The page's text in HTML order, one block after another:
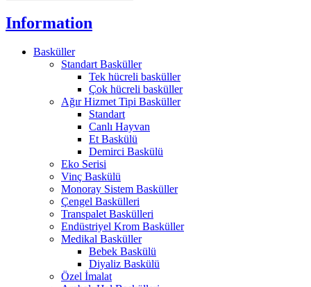
Information
Basküller
Standart Basküller
Tek hücreli basküller
Çok hücreli basküller
Ağır Hizmet Tipi Basküller
Standart
Canlı Hayvan
Et Baskülü
Demirci Baskülü
Eko Serisi
Vinç Baskülü
Monoray Sistem Basküller
Çengel Baskülleri
Transpalet Baskülleri
Endüstriyel Krom Basküller
Medikal Basküller
Bebek Baskülü
Diyaliz Baskülü
Özel İmalat